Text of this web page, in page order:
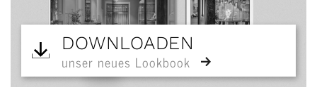
DOWNLOADEN
unser neues Lookbook